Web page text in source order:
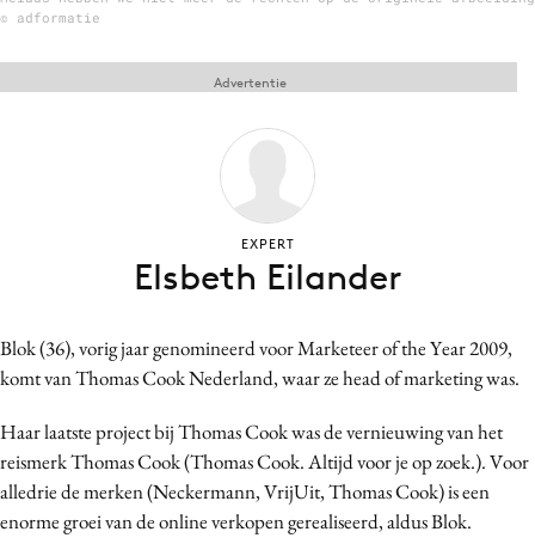
Events
Carriere
Contentmarketing
Craft
Customer Experience
Data & Insights
Design
© adformatie
Blok (36), vorig jaar genomineerd voor Marketeer of the Year 2009,
komt van Thomas Cook Nederland, waar ze head of marketing was.
Haar laatste project bij Thomas Cook was de vernieuwing van het
reismerk Thomas Cook (Thomas Cook. Altijd voor je op zoek.). Voor
alledrie de merken (Neckermann, VrijUit, Thomas Cook) is een
enorme groei van de online verkopen gerealiseerd, aldus Blok.
Advertentie
EXPERT
Elsbeth Eilander